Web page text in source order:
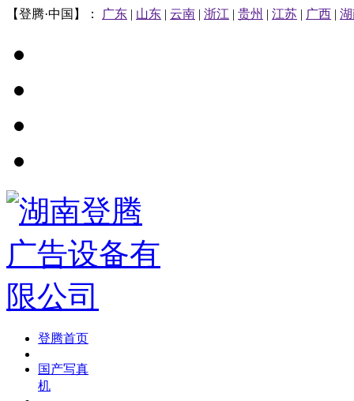
【登腾·中国】： 广东 | 山东 | 云南 | 浙江 | 贵州 | 江苏 | 广西 |
登腾首页
国产写真
机